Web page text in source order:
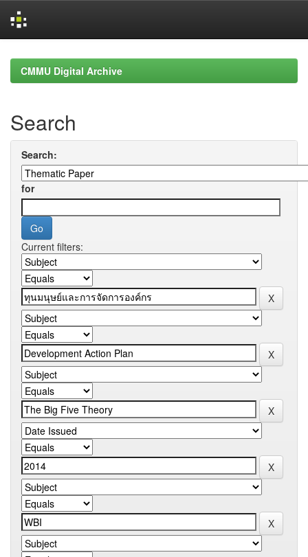
navigationCMMU Digital Archive
Search
Search:
for
Current filters: